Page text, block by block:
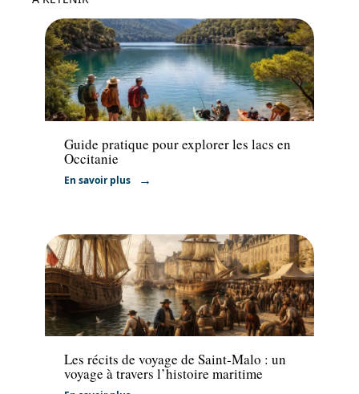
Voyage
Guide pratique pour explorer les lacs en
Occitanie
En savoir plus
Actu
Les récits de voyage de Saint-Malo : un
voyage à travers l’histoire maritime